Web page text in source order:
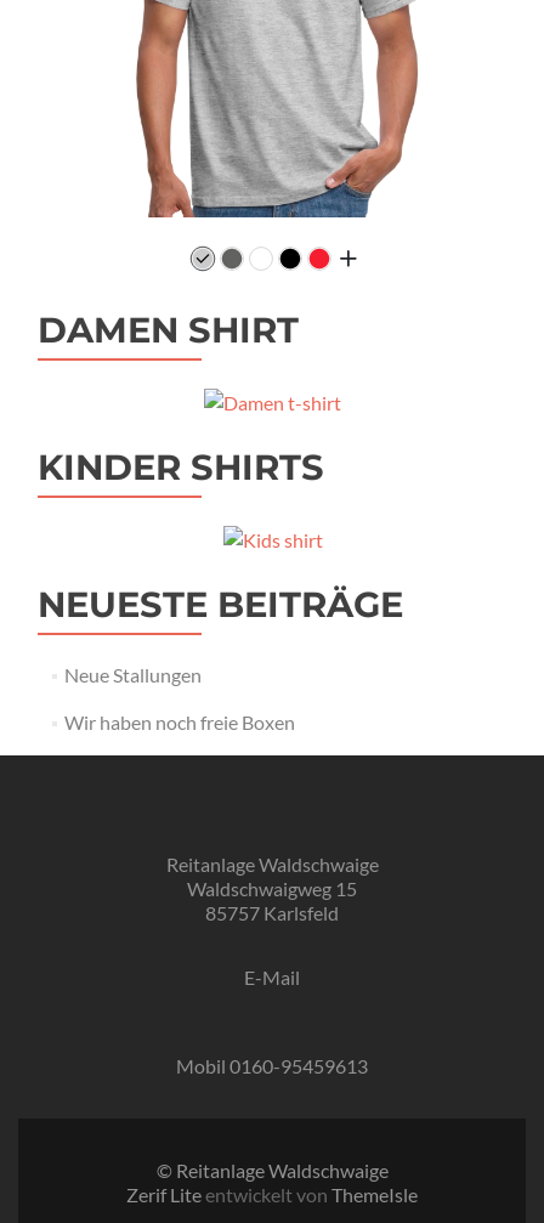
DAMEN SHIRT
KINDER SHIRTS
NEUESTE BEITRÄGE
Neue Stallungen
Wir haben noch freie Boxen
Reitanlage Waldschwaige
Waldschwaigweg 15
85757 Karlsfeld
E-Mail
Mobil 0160-95459613
© Reitanlage Waldschwaige
Zerif Liteentwickelt von ThemeIsle